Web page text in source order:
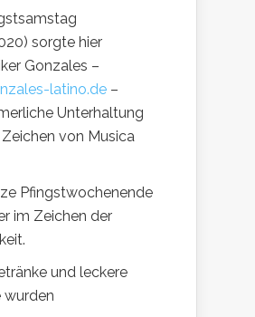
sorgte hier
Gonzales –
latino.de –
Unterhaltung
von Musica
Pfingstwochenende
im Zeichen der
und leckere
wurden